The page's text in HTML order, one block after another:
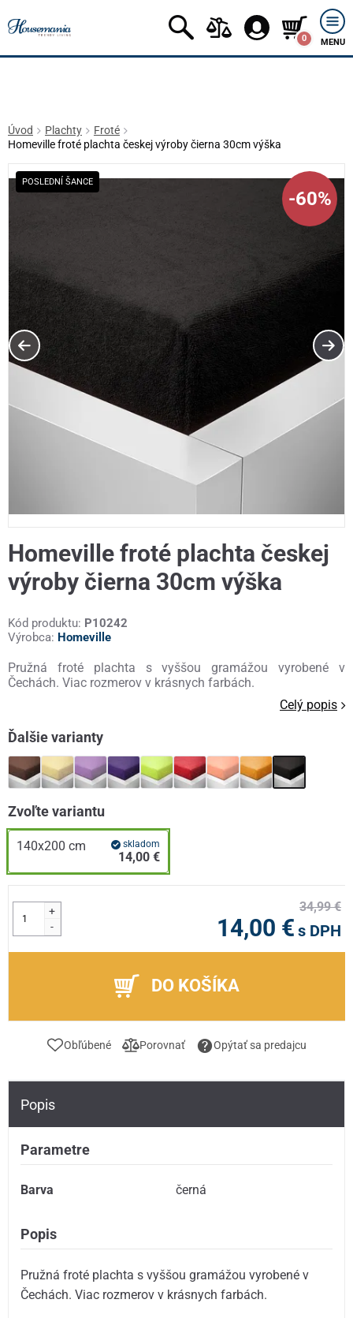
0 MENU
Úvod Plachty
Froté
Homeville froté plachta českej výroby čierna 30cm výška
POSLEDNÍ ŠANCE
-60%
Homeville froté plachta českej
výroby čierna 30cm výška
Kód produktu: P10242
Výrobca: Homeville
Pružná froté plachta s vyššou gramážou vyrobené v
Čechách. Viac rozmerov v krásnych farbách.
Celý popis
Ďalšie varianty
Zvoľte variantu
140x200 cm skladom
14,00 €
+
-
34,99 €
14,00 € s DPH
DO KOŠÍKA
Obľúbené Porovnať Opýtať sa predajcu
Popis
Parametre
Barva černá
Popis
Pružná froté plachta s vyššou gramážou vyrobené v
Čechách. Viac rozmerov v krásnych farbách.